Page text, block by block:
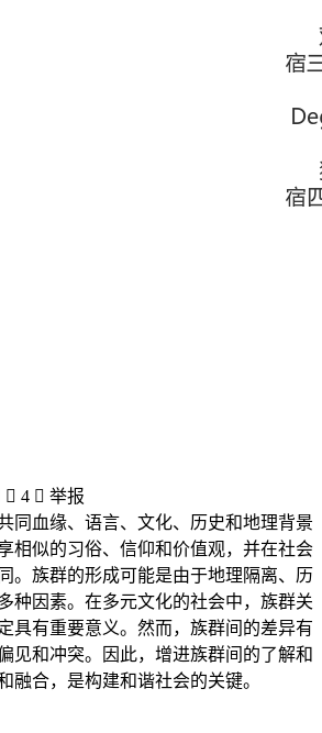
 4  举报
同血缘、语言、文化、历史和地理背景
相似的习俗、信仰和价值观，并在社会
。族群的形成可能是由于地理隔离、历
种因素。在多元文化的社会中，族群关
具有重要意义。然而，族群间的差异有
见和冲突。因此，增进族群间的了解和
融合，是构建和谐社会的关键。